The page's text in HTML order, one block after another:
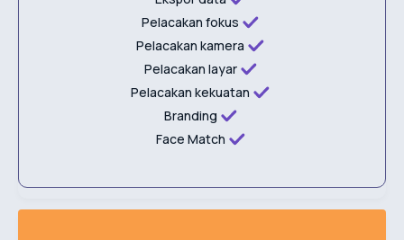
Pelacakan fokus
Pelacakan kamera
Pelacakan layar
Pelacakan kekuatan
Branding
Face Match